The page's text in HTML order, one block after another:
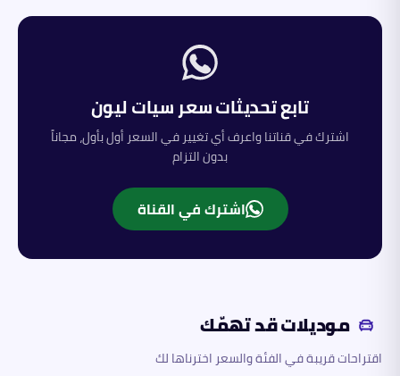
تابع تحديثات سعرسياتليون
اشترك في قناتنا واعرف أي تغيير في السعر أول بأول، مجاناً
بدون التزام
اشترك في القناة
موديلات قد تهمّك
اقتراحات قريبة في الفئة والسعر اخترناها لك